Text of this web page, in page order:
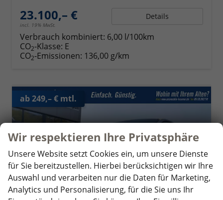
23.100,– €
incl. 19% MwSt.
Details
Verbrauch kombiniert: 6,00 l/100km
CO2-Klasse: E
CO2-Emissionen: 136,00 g/km
ab 249,– € mtl.
Wir respektieren Ihre Privatsphäre
Unsere Website setzt Cookies ein, um unsere Dienste
für Sie bereitzustellen. Hierbei berücksichtigen wir Ihre
Auswahl und verarbeiten nur die Daten für Marketing,
Analytics und Personalisierung, für die Sie uns Ihr